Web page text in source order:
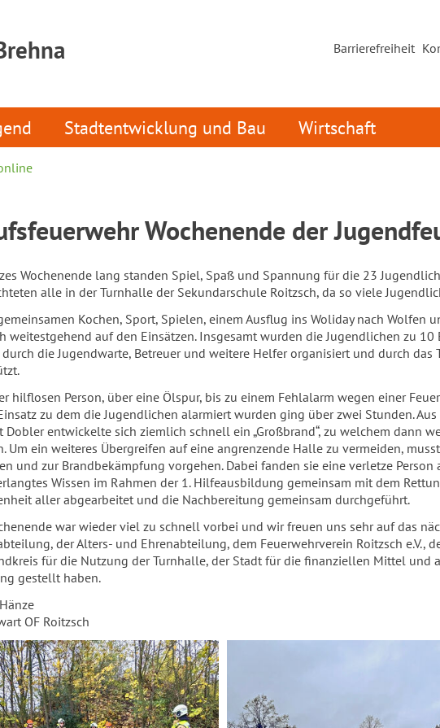
Barrierefreiheit
Stadtentwicklung und Bau Wirtschaft
Wochenende der
Wochenende lang standen Spiel, Spaß und Spannung für die 23
alle in der Turnhalle der Sekundarschule Roitzsch, da so viele
Kochen, Sport, Spielen, einem Ausflug ins Woliday nach
weitestgehend auf den Einsätzen. Insgesamt wurden die Jugendlichen zu 10
die Jugendwarte, Betreuer und weitere Helfer organisiert und durch das
hilflosen Person, über eine Ölspur, bis zu einem Fehlalarm wegen einer
zu dem die Jugendlichen alarmiert wurden ging über zwei Stunden.
Dobler entwickelte sich ziemlich schnell ein „Großbrand“, zu welchem dann
Um ein weiteres Übergreifen auf eine angrenzende Halle zu vermeiden,
und zur Brandbekämpfung vorgehen. Dabei fanden sie eine verletze
Wissen im Rahmen der 1. Hilfeausbildung gemeinsam mit dem
aller abgearbeitet und die Nachbereitung gemeinsam durchgeführt.
war wieder viel zu schnell vorbei und wir freuen uns sehr auf das
der Alters- und Ehrenabteilung, dem Feuerwehrverein Roitzsch e.V.,
für die Nutzung der Turnhalle, der Stadt für die finanziellen Mittel
gestellt haben.
OF Roitzsch